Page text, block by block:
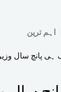
اہم ترین